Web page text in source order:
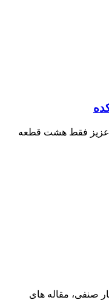
عزیز فقط هشت قطعه
صنفی، مقاله های